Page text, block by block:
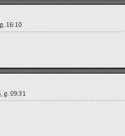
16:10
g. 09:31